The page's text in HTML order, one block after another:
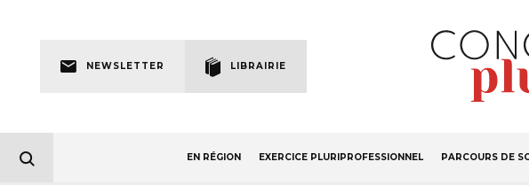
navigation
NEWSLETTER LIBRAIRIE
EN RÉGION EXERCICE PLURIPROFESSIONNEL PARCOURS DE